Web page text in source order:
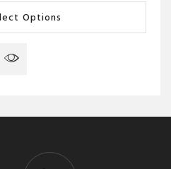
Options
This
product
has